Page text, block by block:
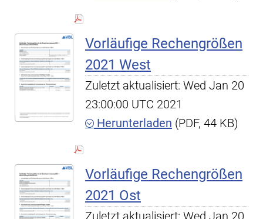
Vorläufige Rechengrößen
2021 West
Zuletzt aktualisiert: Wed Jan 20
23:00:00 UTC 2021
Herunterladen (PDF, 44 KB)
Vorläufige Rechengrößen
2021 Ost
Zuletzt aktualisiert: Wed Jan 20